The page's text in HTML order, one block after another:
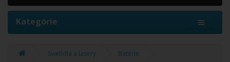
Kategórie
Svietidlá a lasery Batérie